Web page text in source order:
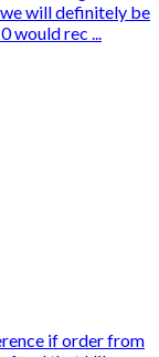
will definitely be
rec ...
if order from